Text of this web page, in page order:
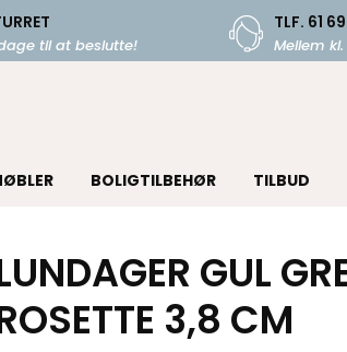
til at beslutte!
TLF. 61
Mellem
BOLIGTILBEHØR TILBUD
GUL
3,8 CM